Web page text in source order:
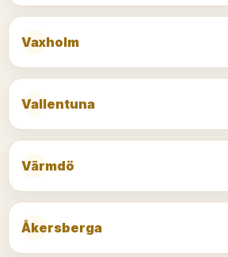
Vaxholm
Vallentuna
Värmdö
Åkersberga